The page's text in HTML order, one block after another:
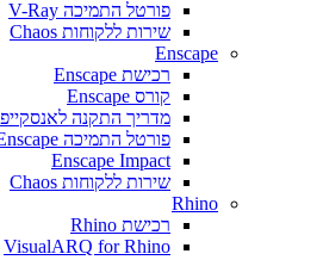
פורטל התמיכה V-Ray
שירות ללקוחות Chaos
Enscape
רכישת Enscape
קורס Enscape
מדריך התקנה לאנסקייפ
פורטל התמיכה Enscape
Enscape Impact
שירות ללקוחות Chaos
Rhino
רכישת Rhino
VisualARQ for Rhino